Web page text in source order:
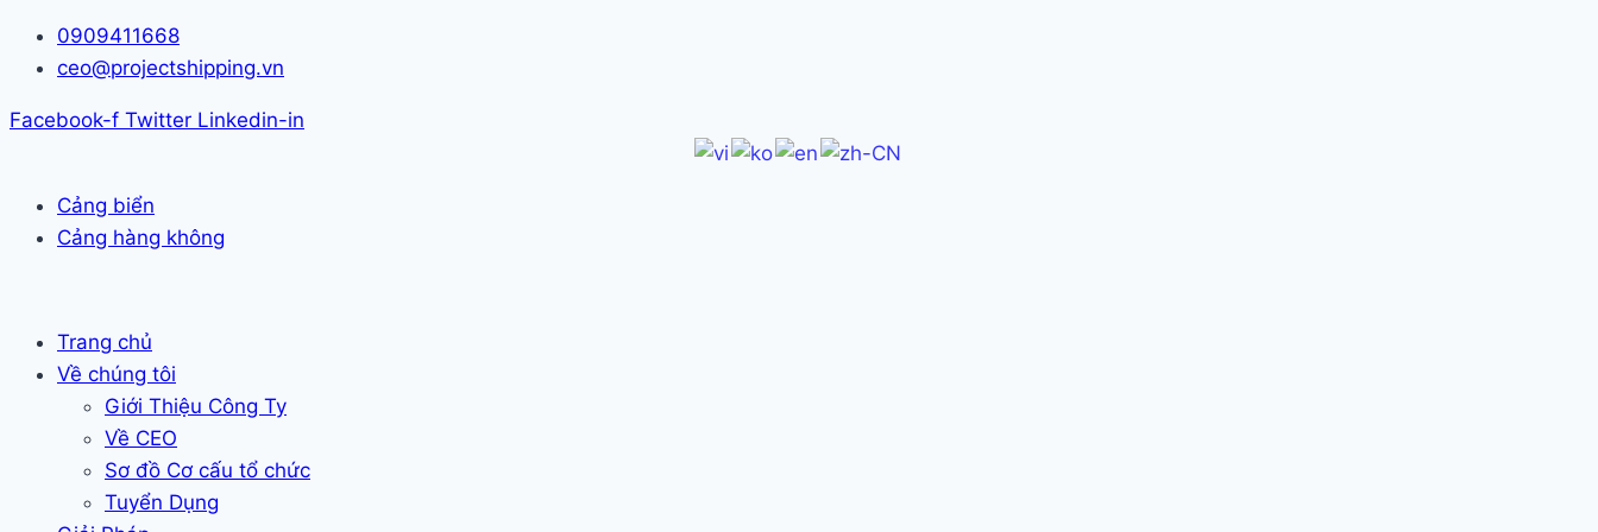
Skip
0909411668
ceo@projectshipping.vn
Facebook-f Twitter Linkedin-in
Cảng biển
Cảng hàng không
Trang chủ
Về chúng tôi
Giới Thiệu Công Ty
Về CEO
Sơ đồ Cơ cấu tổ chức
Tuyển Dụng